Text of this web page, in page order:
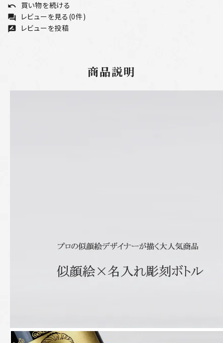
undo 買い物を続ける
forum レビューを見る(0件)
rate_review レビューを投稿
商品説明